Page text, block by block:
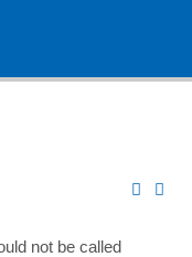
not be called